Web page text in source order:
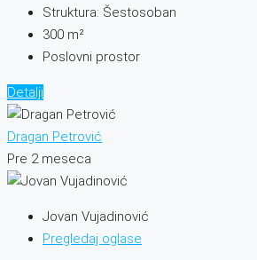
Struktura: Šestosoban
300 m²
Poslovni prostor
Detalji
Dragan Petrović
Pre 2 meseca
Jovan Vujadinović
Pregledaj oglase